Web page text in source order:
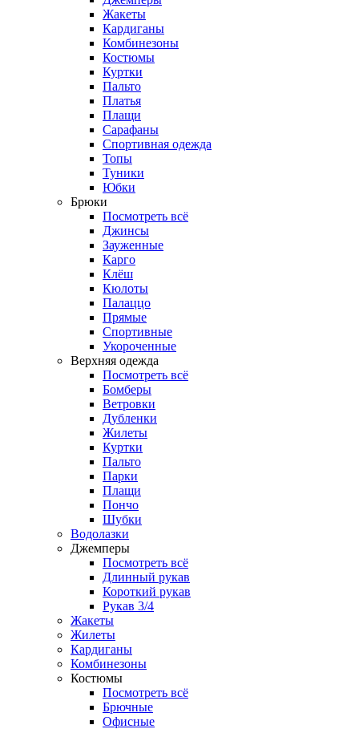
Жакеты
Кардиганы
Комбинезоны
Костюмы
Куртки
Пальто
Платья
Плащи
Сарафаны
Спортивная одежда
Топы
Туники
Юбки
Брюки
Посмотреть всё
Джинсы
Зауженные
Карго
Клёш
Кюлоты
Палаццо
Прямые
Спортивные
Укороченные
Верхняя одежда
Посмотреть всё
Бомберы
Ветровки
Дубленки
Жилеты
Куртки
Пальто
Парки
Плащи
Пончо
Шубки
Водолазки
Джемперы
Посмотреть всё
Длинный рукав
Короткий рукав
Рукав 3/4
Жакеты
Жилеты
Кардиганы
Комбинезоны
Костюмы
Посмотреть всё
Брючные
Офисные